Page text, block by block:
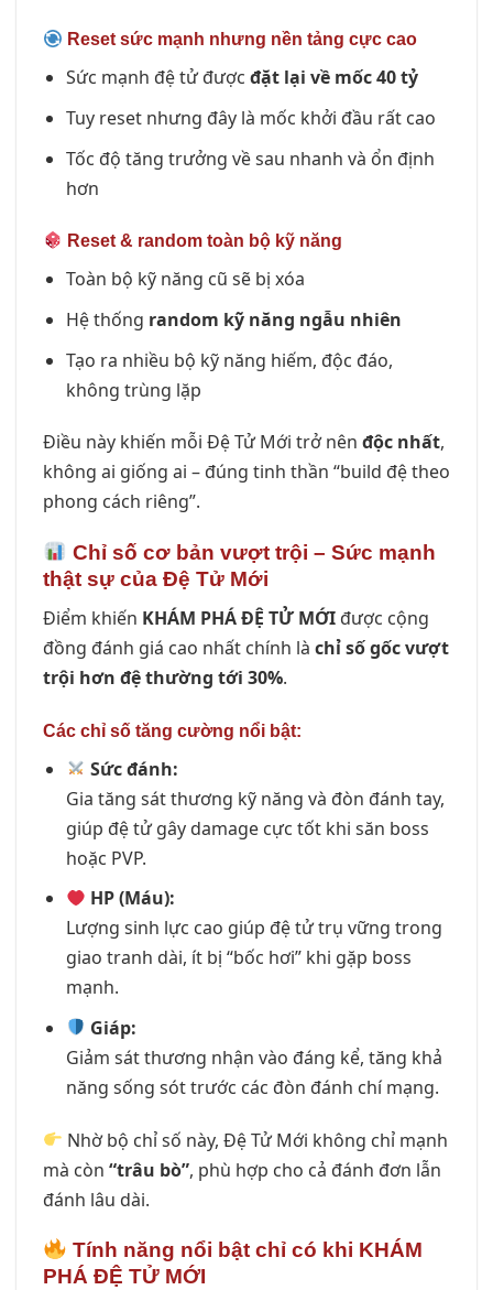
Reset sức mạnh nhưng nền tảng cực cao
Sức mạnh đệ tử được đặt lại về mốc 40 tỷ
Tuy reset nhưng đây là mốc khởi đầu rất cao
Tốc độ tăng trưởng về sau nhanh và ổn định
hơn
Reset & random toàn bộ kỹ năng
Toàn bộ kỹ năng cũ sẽ bị xóa
Hệ thống random kỹ năng ngẫu nhiên
Tạo ra nhiều bộ kỹ năng hiếm, độc đáo,
không trùng lặp
Điều này khiến mỗi Đệ Tử Mới trở nên độc nhất,
không ai giống ai – đúng tinh thần “build đệ theo
phong cách riêng”.
Chỉ số cơ bản vượt trội – Sức mạnh
thật sự của Đệ Tử Mới
Điểm khiến KHÁM PHÁ ĐỆ TỬ MỚI được cộng
đồng đánh giá cao nhất chính là chỉ số gốc vượt
trội hơn đệ thường tới 30%.
Các chỉ số tăng cường nổi bật:
Sức đánh:
Gia tăng sát thương kỹ năng và đòn đánh tay,
giúp đệ tử gây damage cực tốt khi săn boss
hoặc PVP.
HP (Máu):
Lượng sinh lực cao giúp đệ tử trụ vững trong
giao tranh dài, ít bị “bốc hơi” khi gặp boss
mạnh.
Giáp:
Giảm sát thương nhận vào đáng kể, tăng khả
năng sống sót trước các đòn đánh chí mạng.
Nhờ bộ chỉ số này, Đệ Tử Mới không chỉ mạnh
mà còn “trâu bò”, phù hợp cho cả đánh đơn lẫn
đánh lâu dài.
Tính năng nổi bật chỉ có khi KHÁM
PHÁ ĐỆ TỬ MỚI